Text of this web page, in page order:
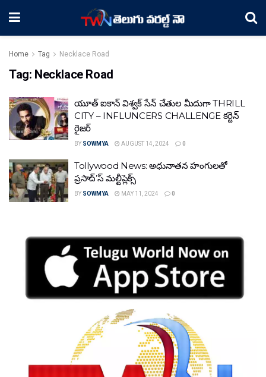
Home Tag Necklace Road
Tag: Necklace Road
యూత్ ఐకాన్ విశ్వక్ సేన్ చేతుల మీదుగా THRILL
CITY – INFLUNCERS CHALLENGE కర్టెన్
రైజర్
BY SOWMYA AUGUST 14, 2024 0
Tollywood News: అధునాతన హంగులతో
ప్రసాద్’స్ మల్టీప్లెక్స్
BY SOWMYA MAY 11, 2024 0